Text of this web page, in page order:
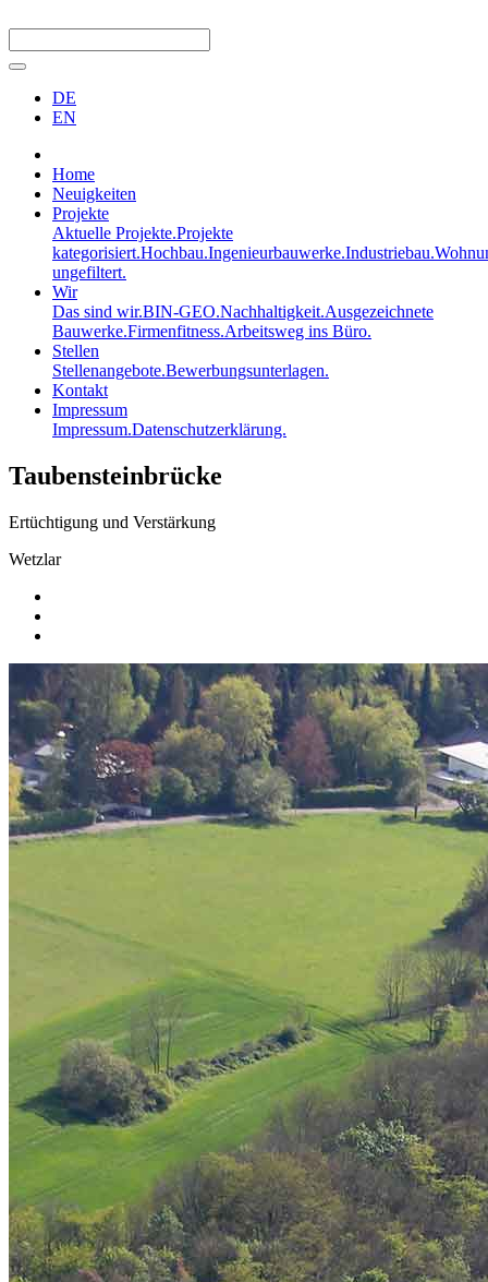
DE
EN
Home
Neuigkeiten
Projekte
Aktuelle Projekte.Projekte
kategorisiert.Hochbau.Ingenieurbauwerke.Industriebau.
ungefiltert.
Wir
Das sind wir.BIN-GEO.Nachhaltigkeit.Ausgezeichnete
Bauwerke.Firmenfitness.Arbeitsweg ins Büro.
Stellen
Stellenangebote.Bewerbungsunterlagen.
Kontakt
Impressum
Impressum.Datenschutzerklärung.
Taubensteinbrücke
Ertüchtigung und Verstärkung
Wetzlar